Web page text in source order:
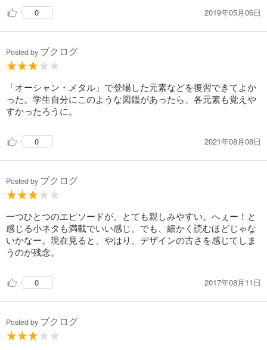
これだと長く楽しめそうにないなぁ
0 2019年05月06日
Posted by ブクログ
「オーシャン・メタル」で登場した元素などを復習できてよか
った。学生自分にこのような図鑑があったら、各元素も覚えや
すかったろうに。
0 2021年08月08日
Posted by ブクログ
一つひとつのエピソードが、とても親しみやすい。へぇー！と
感じる小ネタも満載でいい感じ。でも、細かく読むほどじゃな
いかなー。現在見ると、やはり、デザインの古さを感じてしま
うのが残念。
0 2017年08月11日
Posted by ブクログ